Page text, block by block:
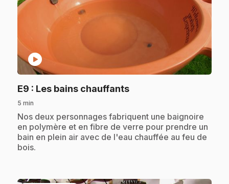
play_circle
E9 : Les bains chauffants.
5 min
.Nos deux personnages fabriquent une baignoire
en polymère et en fibre de verre pour prendre un
bain en plein air avec de l'eau chauffée au feu de
bois.